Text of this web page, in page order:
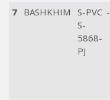
7 BASHKHIM
S-PVC -
S-
5868-
PJ